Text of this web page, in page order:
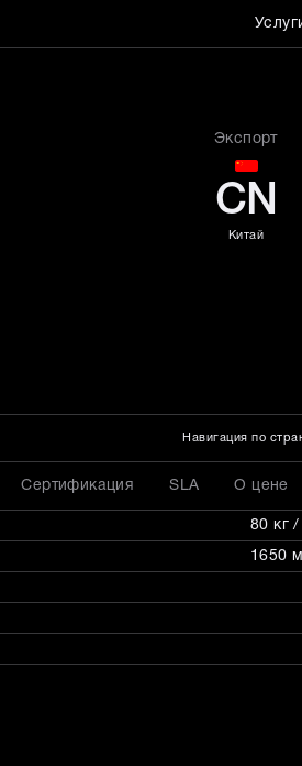
LJB-D90
Экспорт
CN
Китай
Навигация по
Сертификация SLA О цене
80 кг
1650